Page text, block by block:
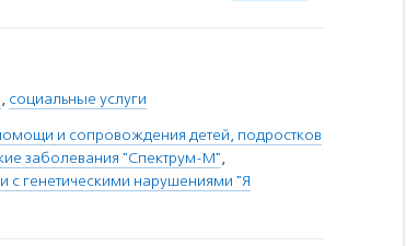
, социальные услуги
и сопровождения детей, подростков
заболевания "Спектрум-М",
с генетическими нарушениями "Я